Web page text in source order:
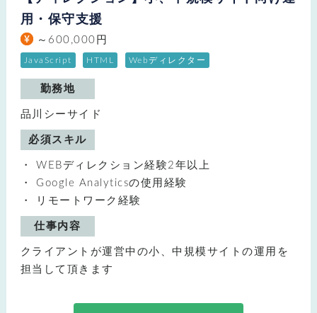
用・保守支援
～600,000円
JavaScript HTML Webディレクター
勤務地
品川シーサイド
必須スキル
WEBディレクション経験2年以上
Google Analyticsの使用経験
リモートワーク経験
仕事内容
クライアントが運営中の小、中規模サイトの運用を
担当して頂きます